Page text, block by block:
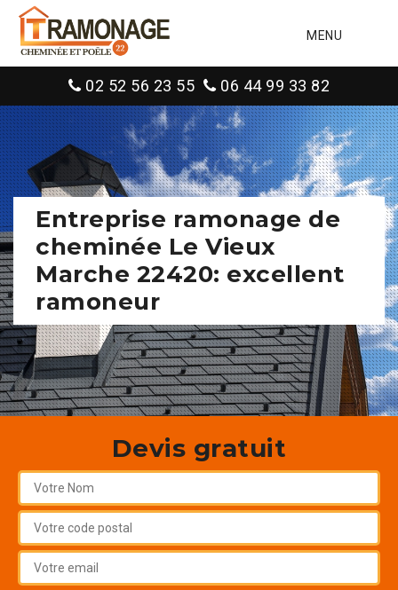
MENU
02 52 56 23 55 06 44 99 33 82
Entreprise ramonage de
cheminée Le Vieux
Marche 22420: excellent
ramoneur
Devis gratuit